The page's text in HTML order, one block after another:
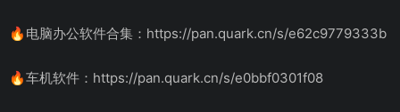
🔥电脑办公软件合集：https://pan.quark.cn/s/e62c9779333b
🔥车机软件：https://pan.quark.cn/s/e0bbf0301f08